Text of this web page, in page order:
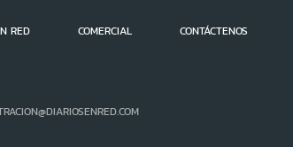
RED COMERCIAL CONTÁCTENOS